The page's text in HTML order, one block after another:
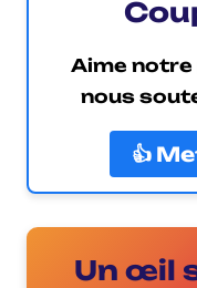
Aime
nous
👍
Un œil